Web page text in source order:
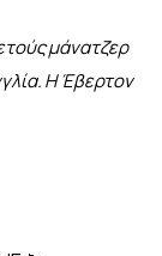
μάνατζερ
Η Έβερτον